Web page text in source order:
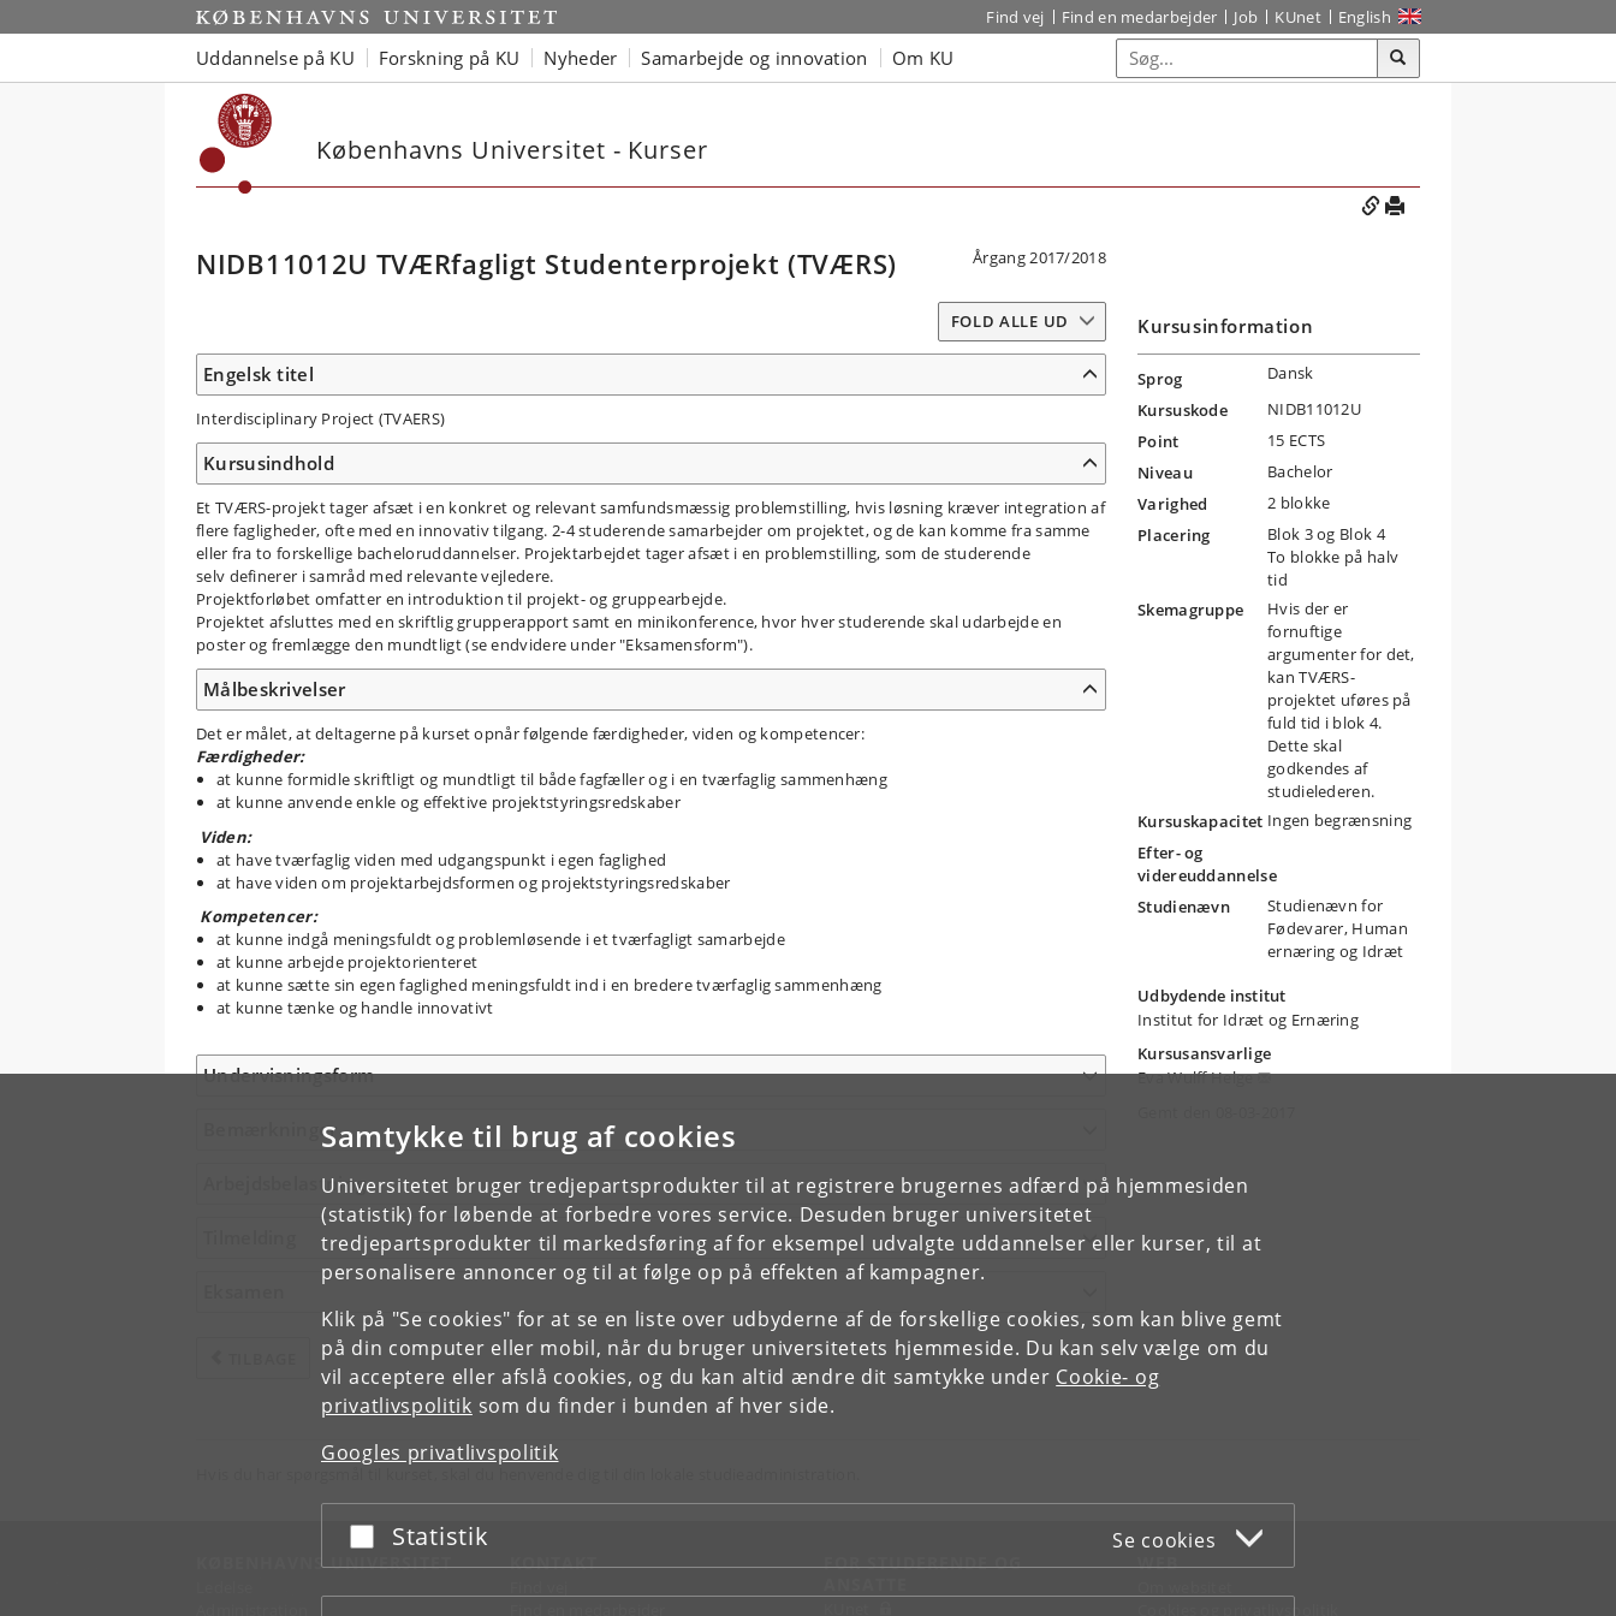
Samtykke til brug af cookies
Universitetet bruger tredjepartsprodukter til at registrere brugernes adfærd på hjemmesiden
(statistik) for løbende at forbedre vores service. Desuden bruger universitetet
tredjepartsprodukter til markedsføring af for eksempel udvalgte uddannelser eller kurser, til at
personalisere annoncer og til at følge op på effekten af kampagner.
Klik på "Se cookies" for at se en liste over udbyderne af de forskellige cookies, som kan blive gemt
på din computer eller mobil, når du bruger universitetets hjemmeside. Du kan selv vælge om du
vil acceptere eller afslå cookies, og du kan altid ændre dit samtykke under Cookie- og
privatlivspolitik som du finder i bunden af hver side.
Googles privatlivspolitik
Acceptér eller afslå
Statistik Se cookies
Find vej Find en medarbejder Job KUnet English
Uddannelse på KU Forskning på KU Nyheder Samarbejde og innovation Om KU
Københavns Universitet - Kurser
NIDB11012U TVÆRfagligt Studenterprojekt (TVÆRS) Årgang 2017/2018
FOLD ALLE UD
Engelsk titel
Interdisciplinary Project (TVAERS)
Kursusindhold
Et TVÆRS-projekt tager afsæt i en konkret og relevant samfundsmæssig problemstilling, hvis løsning kræver integration af
flere fagligheder, ofte med en innovativ tilgang. 2-4 studerende samarbejder om projektet, og de kan komme fra samme
eller fra to forskellige bacheloruddannelser. Projektarbejdet tager afsæt i en problemstilling, som de studerende
selv definerer i samråd med relevante vejledere.
Projektforløbet omfatter en introduktion til projekt- og gruppearbejde.
Projektet afsluttes med en skriftlig grupperapport samt en minikonference, hvor hver studerende skal udarbejde en
poster og fremlægge den mundtligt (se endvidere under "Eksamensform").
Målbeskrivelser
Det er målet, at deltagerne på kurset opnår følgende færdigheder, viden og kompetencer:
Færdigheder:
at kunne formidle skriftligt og mundtligt til både fagfæller og i en tværfaglig sammenhæng
at kunne anvende enkle og effektive projektstyringsredskaber
Viden:
at have tværfaglig viden med udgangspunkt i egen faglighed
at have viden om projektarbejdsformen og projektstyringsredskaber
Kompetencer:
at kunne indgå meningsfuldt og problemløsende i et tværfagligt samarbejde
at kunne arbejde projektorienteret
at kunne sætte sin egen faglighed meningsfuldt ind i en bredere tværfaglig sammenhæng
at kunne tænke og handle innovativt
Undervisningsform
Bemærkninger
Arbejdsbelastning
Kursusinformation
Sprog
Dansk
Kursuskode
NIDB11012U
Point
15 ECTS
Niveau
Bachelor
Varighed
2 blokke
Placering
Blok 3 og Blok 4
To blokke på halv
tid
Skemagruppe
Hvis der er
fornuftige
argumenter for det,
kan TVÆRS-
projektet uføres på
fuld tid i blok 4.
Dette skal
godkendes af
studielederen.
Kursuskapacitet Ingen begrænsning
Efter- og
videreuddannelse
Studienævn
Studienævn for
Fødevarer, Human
ernæring og Idræt
Udbydende institut
Institut for Idræt og Ernæring
Kursusansvarlige
Eva Wulff Helge
KØBENHAVNS UNIVERSITET KONTAKT
FOR STUDERENDE OG
WEB